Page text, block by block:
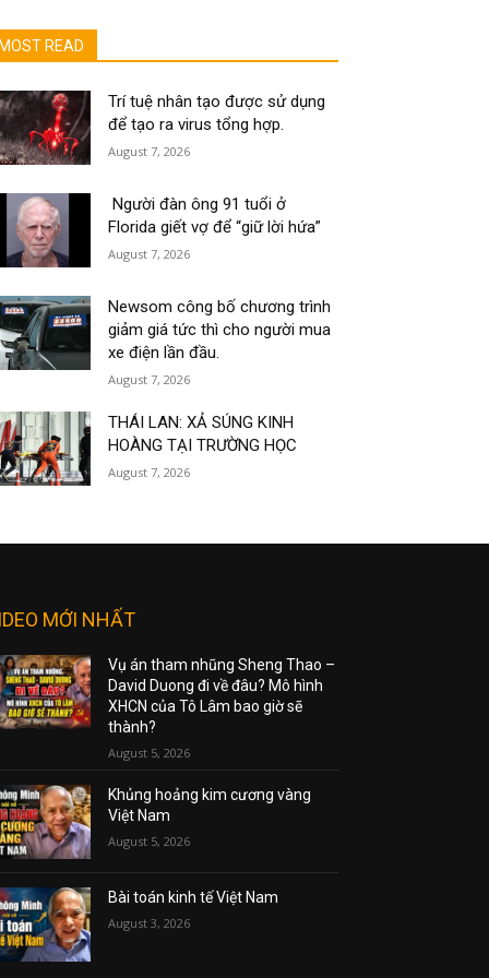
MOST READ
Trí tuệ nhân tạo được sử dụng
để tạo ra virus tổng hợp.
August 7, 2026
Người đàn ông 91 tuổi ở
Florida giết vợ để “giữ lời hứa”
August 7, 2026
Newsom công bố chương trình
giảm giá tức thì cho người mua
xe điện lần đầu.
August 7, 2026
THÁI LAN: XẢ SÚNG KINH
HOÀNG TẠI TRƯỜNG HỌC
August 7, 2026
MỚI NHẤT
Vụ án tham nhũng Sheng Thao –
David Duong đi về đâu? Mô hình
XHCN của Tô Lâm bao giờ sẽ
thành?
August 5, 2026
Khủng hoảng kim cương vàng
Việt Nam
August 5, 2026
Bài toán kinh tế Việt Nam
August 3, 2026